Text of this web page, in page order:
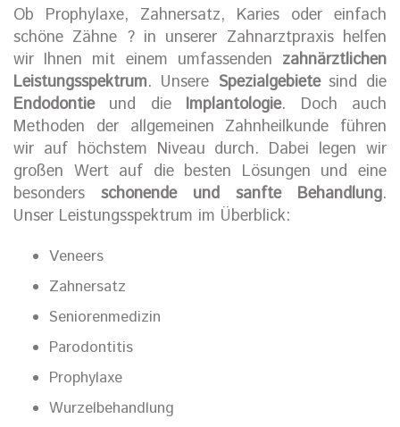
Ob Prophylaxe, Zahnersatz, Karies oder einfach
schöne Zähne ? in unserer Zahnarztpraxis helfen
wir Ihnen mit einem umfassenden zahnärztlichen
Leistungsspektrum. Unsere Spezialgebietesind die
Endodontieund die Implantologie. Doch auch
Methoden der allgemeinen Zahnheilkunde führen
wir auf höchstem Niveau durch. Dabei legen wir
großen Wert auf die besten Lösungen und eine
besonders schonende und sanfte Behandlung.
Unser Leistungsspektrum im Überblick:
Veneers
Zahnersatz
Seniorenmedizin
Parodontitis
Prophylaxe
Wurzelbehandlung